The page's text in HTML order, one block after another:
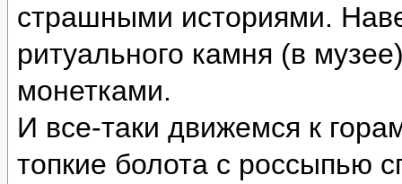
страшными историями.
ритуального камня (в
монетками.
И все-таки движемся к
топкие болота с россыпью